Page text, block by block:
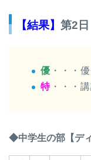
【結果】 第2日
優 ・・・
特 ・・・
◆中学生の部【デ